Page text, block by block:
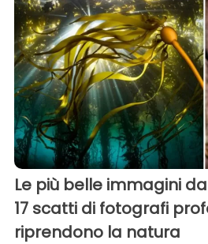
Le più belle immagini
17 scatti di fotografi
riprendono la natura